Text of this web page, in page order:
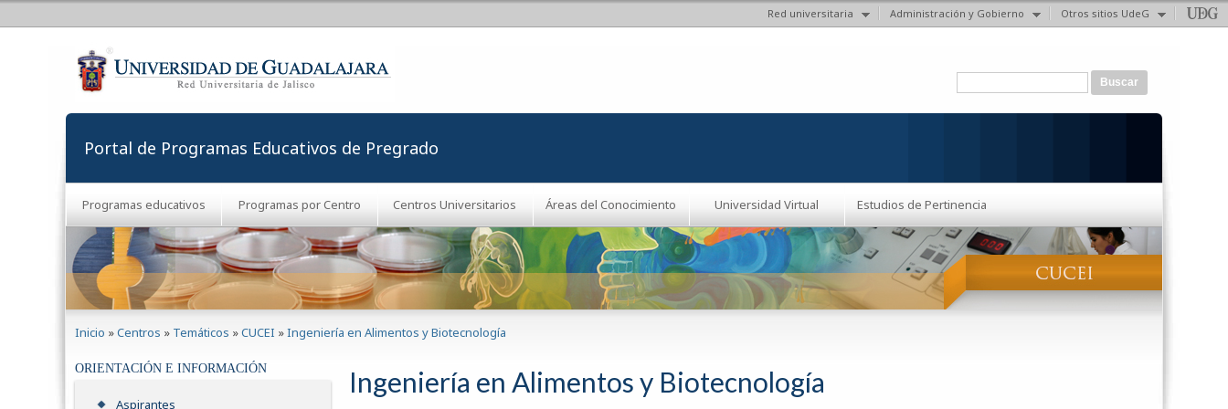
Red universitaria Administración y Gobierno Otros sitios UdeG
Formulario de búsqueda
Portal de Programas Educativos de Pregrado
Programas educativos Programas por Centro Centros Universitarios Áreas del Conocimiento Universidad Virtual Estudios de Pertinencia
Inicio »Centros » Temáticos »CUCEI »Ingeniería en Alimentos y Biotecnología
ORIENTACIÓN E INFORMACIÓN
Aspirantes
Ingeniería en Alimentos y Biotecnología